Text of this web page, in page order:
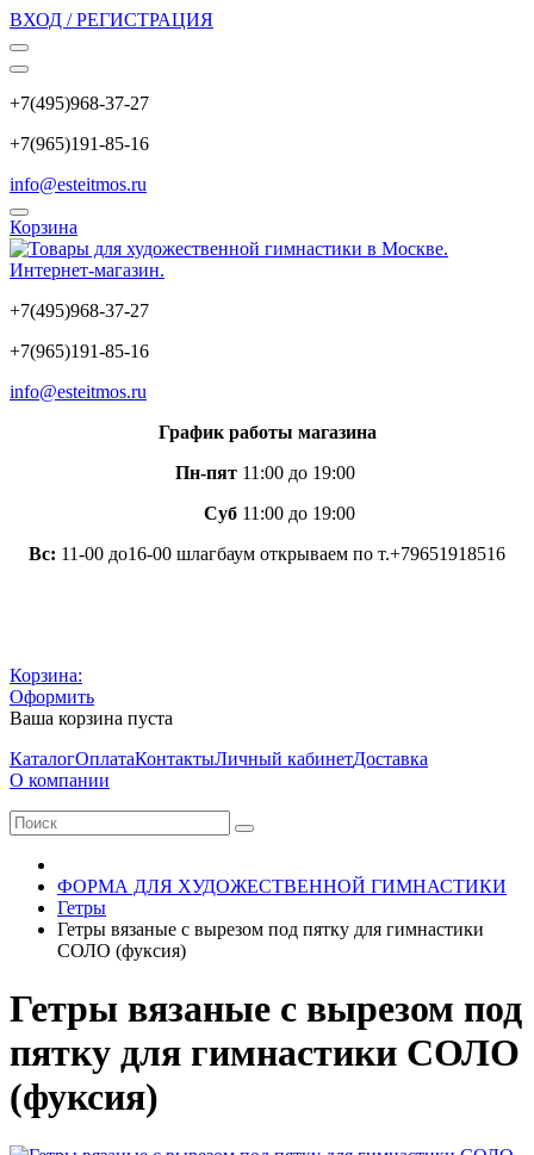
ВХОД / РЕГИСТРАЦИЯ
+7(495)968-37-27
+7(965)191-85-16
info@esteitmos.ru
Корзина
+7(495)968-37-27
+7(965)191-85-16
info@esteitmos.ru
График работы магазина
Пн-пят11:00 до 19:00
Суб11:00 до 19:00
Вс: 11-00 до16-00 шлагбаум открываем по т.+79651918516
Корзина:
Оформить
Ваша корзина пуста
КаталогОплатаКонтактыЛичный кабинетДоставка
О компании
ФОРМА ДЛЯ ХУДОЖЕСТВЕННОЙ ГИМНАСТИКИ
Гетры
Гетры вязаные с вырезом под пятку для гимнастики
СОЛО (фуксия)
Гетры вязаные с вырезом под
пятку для гимнастики СОЛО
(фуксия)